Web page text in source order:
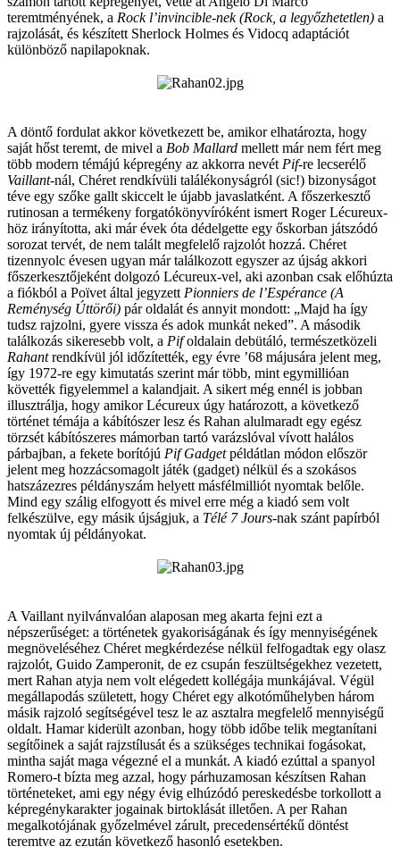
teremtményének, a Rock l’invincible-nek (Rock, a legyőzhetetlen) a
rajzolását, és készített Sherlock Holmes és Vidocq adaptációt
különböző napilapoknak.
A döntő fordulat akkor következett be, amikor elhatározta, hogy
saját hőst teremt, de mivel a Bob Mallard mellett már nem fért meg
több modern témájú képregény az akkorra nevét Pif-re lecserélő
Vaillant-nál, Chéret rendkívüli találékonyságról (sic!) bizonyságot
téve egy szőke gallt skiccelt le újabb javaslatként. A főszerkesztő
rutinosan a termékeny forgatókönyvíróként ismert Roger Lécureux-
höz irányította, aki már évek óta dédelgette egy őskorban játszódó
sorozat tervét, de nem talált megfelelő rajzolót hozzá. Chéret
tizennyolc évesen ugyan már találkozott egyszer az újság akkori
főszerkesztőjeként dolgozó Lécureux-vel, aki azonban csak előhúzta
a fiókból a Poïvet által jegyzett Pionniers de l’Espérance (A
Reménység Úttörői) pár oldalát és annyit mondott: „Majd ha így
tudsz rajzolni, gyere vissza és adok munkát neked”. A második
találkozás sikeresebb volt, a Pifoldalain debütáló, természetközeli
Rahantrendkívül jól időzítették, egy évre ’68 májusára jelent meg,
így 1972-re egy kimutatás szerint már több, mint egymillióan
követték figyelemmel a kalandjait. A sikert még ennél is jobban
illusztrálja, hogy amikor Lécureux úgy határozott, a következő
történet témája a kábítószer lesz és Rahan alulmaradt egy egész
törzsét kábítószeres mámorban tartó varázslóval vívott halálos
párbajban, a fekete borítójú Pif Gadgetpéldátlan módon először
jelent meg hozzácsomagolt játék (gadget) nélkül és a szokásos
hatszázezres példányszám helyett másfélmilliót nyomtak belőle.
Mind egy szálig elfogyott és mivel erre még a kiadó sem volt
felkészülve, egy másik újságjuk, a Télé 7 Jours-nak szánt papírból
nyomtak új példányokat.
A Vaillant nyilvánvalóan alaposan meg akarta fejni ezt a
népszerűséget: a történetek gyakoriságának és így mennyiségének
megnöveléséhez Chéret megkérdezése nélkül felfogadtak egy olasz
rajzolót, Guido Zamperonit, de ez csupán feszültségekhez vezetett,
mert Rahan atyja nem volt elégedett kollégája munkájával. Végül
megállapodás született, hogy Chéret egy alkotóműhelyben három
másik rajzoló segítségével tesz le az asztalra megfelelő mennyiségű
oldalt. Hamar kiderült azonban, hogy több időbe telik megtanítani
segítőinek a saját rajzstílusát és a szükséges technikai fogásokat,
mintha saját maga végezné el a munkát. A kiadó ezúttal a spanyol
Romero-t bízta meg azzal, hogy párhuzamosan készítsen Rahan
történeteket, ami egy négy évig elhúzódó pereskedésbe torkollott a
képregénykarakter jogainak birtoklását illetően. A per Rahan
megalkotójának győzelmével zárult, precedensértékű döntést
teremtve az ezután következő hasonló esetekben.